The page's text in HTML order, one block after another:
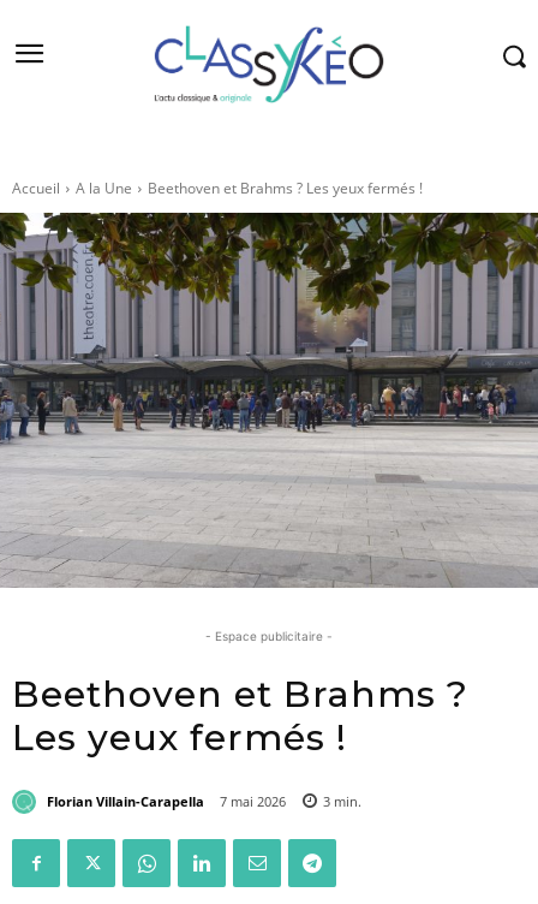
Accueil A la Une Beethoven et Brahms ? Les yeux fermés !
- Espace publicitaire -
Beethoven et Brahms ?
Les yeux fermés !
Florian Villain-Carapella 7 mai 2026 3 min.